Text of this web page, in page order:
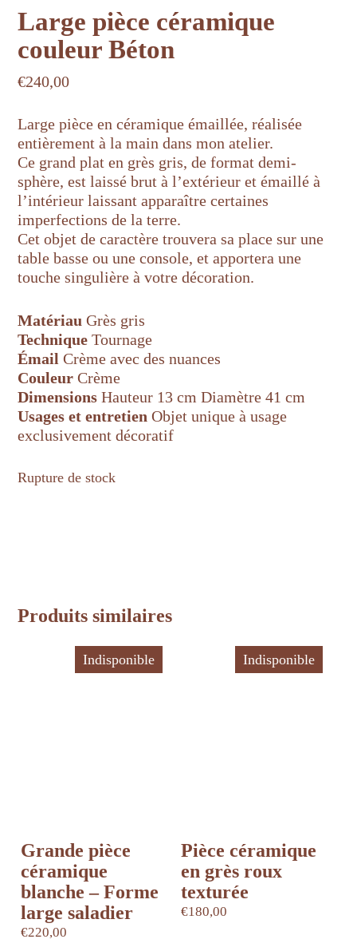
Large pièce céramique
couleur Béton
€240,00
Large pièce en céramique émaillée, réalisée
entièrement à la main dans mon atelier.
Ce grand plat en grès gris, de format demi-
sphère, est laissé brut à l’extérieur et émaillé à
l’intérieur laissant apparaître certaines
imperfections de la terre.
Cet objet de caractère trouvera sa place sur une
table basse ou une console, et apportera une
touche singulière à votre décoration.
Matériau Grès gris
Technique Tournage
Émail Crème avec des nuances
Couleur Crème
Dimensions Hauteur 13 cm Diamètre 41 cm
Usages et entretien Objet unique à usage
exclusivement décoratif
Rupture de stock
Produits similaires
Grande pièce
céramique
blanche – Forme
large saladier
€220,00
Indisponible
Pièce céramique
en grès roux
texturée
€180,00
Indisponible